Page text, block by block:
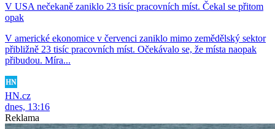
V USA nečekaně zaniklo 23 tisíc pracovních míst. Čekal se přitom
opak
V americké ekonomice v červenci zaniklo mimo zemědělský sektor
přibližně 23 tisíc pracovních míst. Očekávalo se, že místa naopak
přibudou. Míra...
HN.cz
dnes, 13:16
Reklama